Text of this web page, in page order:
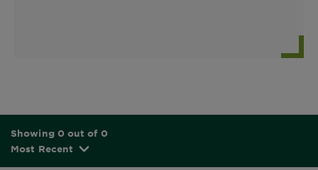
Showing 0 out of 0
Most Recent